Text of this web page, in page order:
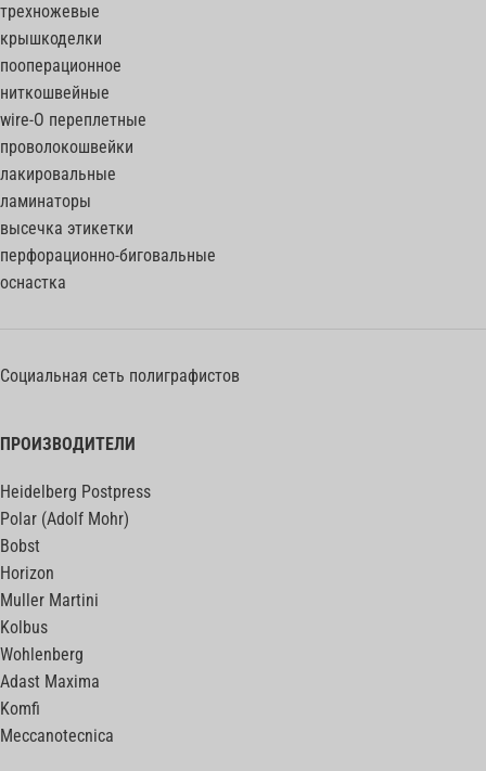
трехножевые
крышкоделки
пооперационное
ниткошвейные
wire-O переплетные
проволокошвейки
лакировальные
ламинаторы
высечка этикетки
перфорационно-биговальные
оснастка
Социальная сеть полиграфистов
ПРОИЗВОДИТЕЛИ
Heidelberg Postpress
Polar (Adolf Mohr)
Bobst
Horizon
Muller Martini
Kolbus
Wohlenberg
Adast Maxima
Komfi
Meccanotecnica